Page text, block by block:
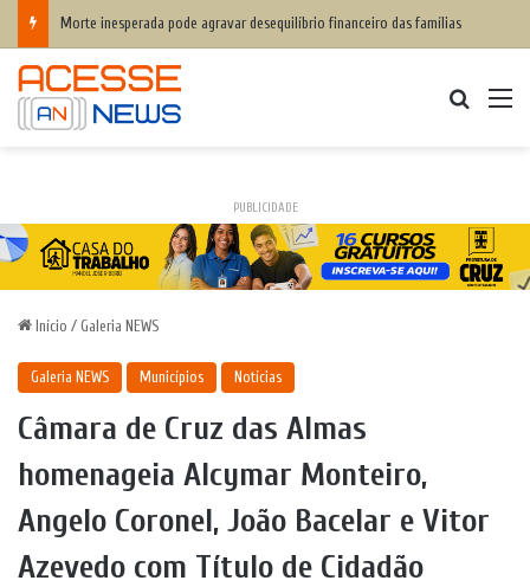
Morte inesperada pode agravar desequilíbrio financeiro das famílias
PUBLICIDADE
Início / Galeria NEWS
Galeria NEWS Municípios Notícias
Câmara de Cruz das Almas
homenageia Alcymar Monteiro,
Angelo Coronel, João Bacelar e Vitor
Azevedo com Título de Cidadão